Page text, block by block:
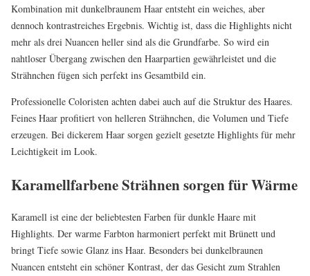
Kombination mit dunkelbraunem Haar entsteht ein weiches, aber
dennoch kontrastreiches Ergebnis. Wichtig ist, dass die Highlights nicht
mehr als drei Nuancen heller sind als die Grundfarbe. So wird ein
nahtloser Übergang zwischen den Haarpartien gewährleistet und die
Strähnchen fügen sich perfekt ins Gesamtbild ein.
Professionelle Coloristen achten dabei auch auf die Struktur des Haares.
Feines Haar profitiert von helleren Strähnchen, die Volumen und Tiefe
erzeugen. Bei dickerem Haar sorgen gezielt gesetzte Highlights für mehr
Leichtigkeit im Look.
Karamellfarbene Strähnen sorgen für Wärme
Karamell ist eine der beliebtesten Farben für dunkle Haare mit
Highlights. Der warme Farbton harmoniert perfekt mit Brünett und
bringt Tiefe sowie Glanz ins Haar. Besonders bei dunkelbraunen
Nuancen entsteht ein schöner Kontrast, der das Gesicht zum Strahlen